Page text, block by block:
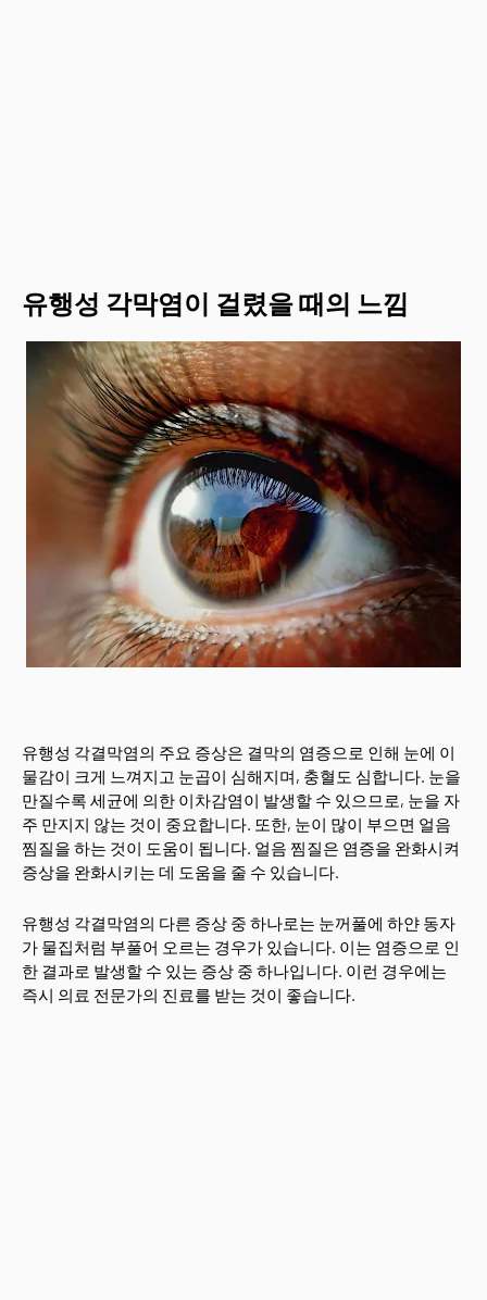
유행성 각막염이 걸렸을 때의 느낌
유행성 각결막염의 주요 증상은 결막의 염증으로 인해 눈에 이
물감이 크게 느껴지고 눈곱이 심해지며, 충혈도 심합니다. 눈을
만질수록 세균에 의한 이차감염이 발생할 수 있으므로, 눈을 자
주 만지지 않는 것이 중요합니다. 또한, 눈이 많이 부으면 얼음
찜질을 하는 것이 도움이 됩니다. 얼음 찜질은 염증을 완화시켜
증상을 완화시키는 데 도움을 줄 수 있습니다.
유행성 각결막염의 다른 증상 중 하나로는 눈꺼풀에 하얀 동자
가 물집처럼 부풀어 오르는 경우가 있습니다. 이는 염증으로 인
한 결과로 발생할 수 있는 증상 중 하나입니다. 이런 경우에는
즉시 의료 전문가의 진료를 받는 것이 좋습니다.